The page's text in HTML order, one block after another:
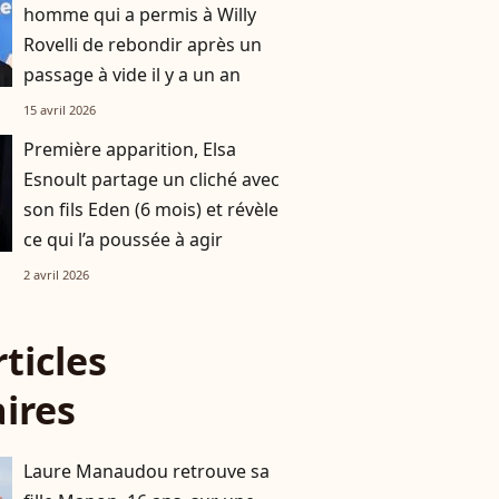
homme qui a permis à Willy
Rovelli de rebondir après un
passage à vide il y a un an
15 avril 2026
Première apparition, Elsa
Esnoult partage un cliché avec
son fils Eden (6 mois) et révèle
ce qui l’a poussée à agir
2 avril 2026
Laure Manaudou retrouve sa